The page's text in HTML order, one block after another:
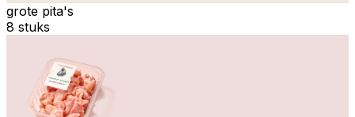
grote pita's
8 stuks